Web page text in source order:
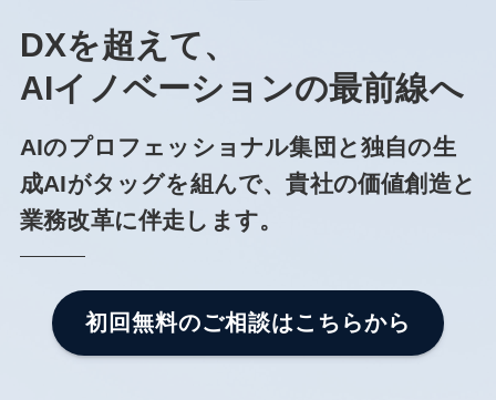
DXを超えて、
AIイノベーションの最前線へ
AIのプロフェッショナル集団と独自の生
成AIがタッグを組んで、貴社の価値創造と
業務改革に伴走します。
初回無料のご相談はこちらから